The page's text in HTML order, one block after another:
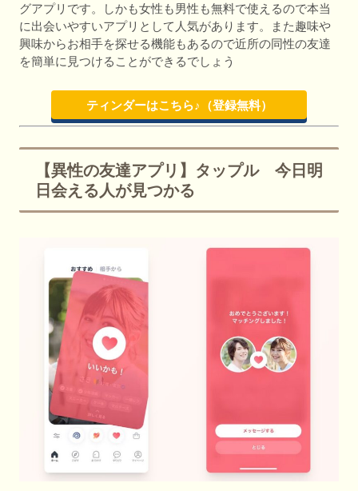
グアプリです。しかも女性も男性も無料で使えるので本当
に出会いやすいアプリとして人気があります。また趣味や
興味からお相手を探せる機能もあるので近所の同性の友達
を簡単に見つけることができるでしょう
ティンダーはこちら♪（登録無料）
【異性の友達アプリ】タップル 今日明
日会える人が見つかる